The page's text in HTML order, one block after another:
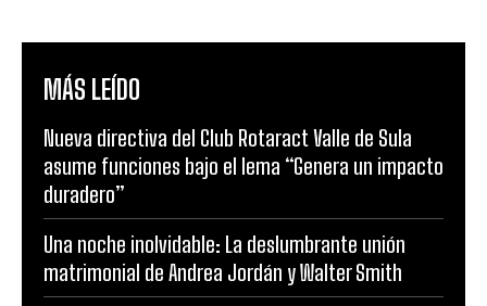
MÁS LEÍDO
Nueva directiva del Club Rotaract Valle de Sula
asume funciones bajo el lema “Genera un impacto
duradero”
Una noche inolvidable: La deslumbrante unión
matrimonial de Andrea Jordán y Walter Smith